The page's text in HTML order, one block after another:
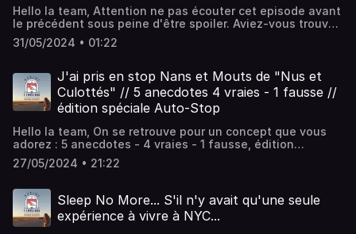
Hello la team, Attention ne pas écouter cet episode avant
le précédent sous peine d'être spoiler. Aviez-vous trouvé
les 4 vraies ? Hébergé par Ausha. Visitez
ausha.co/politique-de-confidentialite pour plus
31/05/2024 • 01:22
J'ai pris en stop Nans et Mouts de "Nus et
Culottés" // 5 anecdotes 4 vraies - 1 fausse //
édition spéciale Auto-Stop
Hello la team, On se retrouve pour un concept que vous
adorez : 5 anecdotes - 4 vraies - 1 fausse, édition
spéciale Auto-Stop.Saurez-vous déceler la fausse
anecdote? Bisous la team Instagram :
ausha.co/politique-de-confidentialite pour plus
d'informations.
27/05/2024 • 21:22
Sleep No More... S'il n'y avait qu'une seule
expérience à vivre à NYC...